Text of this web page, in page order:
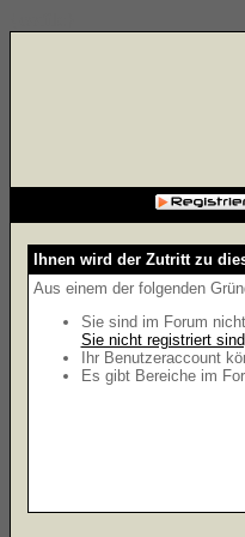
Ihnen wird der Zutritt zu
Aus einem der folgenden
Sie sind im Forum
Sie nicht registriert
Ihr Benutzeraccount
Es gibt Bereiche im